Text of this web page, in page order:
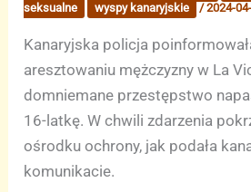
seksualne
wyspy kanaryjskie /2024-
Kanaryjska policja
aresztowaniu mężczyzny w La
domniemane przestępstwo
16-latkę. W chwili zdarzenia
ośrodku ochrony, jak podała
komunikacie.